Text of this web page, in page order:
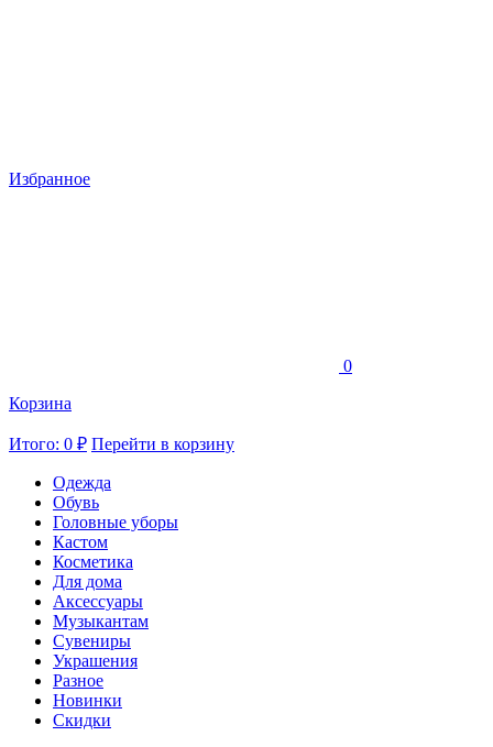
Избранное
0
Корзина
Итого: 0 ₽ Перейти в корзину
Одежда
Обувь
Головные уборы
Кастом
Косметика
Для дома
Аксессуары
Музыкантам
Сувениры
Украшения
Разное
Новинки
Скидки